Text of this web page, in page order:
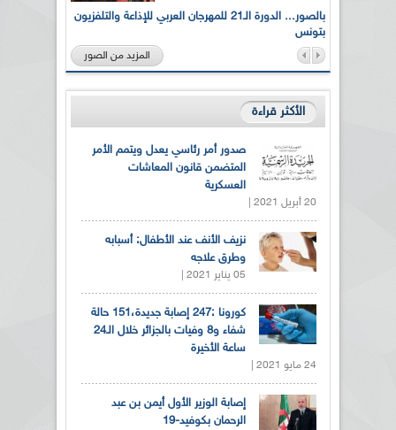
بالصور... الدورة الـ21 للمهرجان العربي للإذاعة والتلفزيون
بتونس
المزيد من الصور
الأكثر قراءة
صدور أمر رئاسي يعدل ويتمم الأمر
المتضمن قانون المعاشات
العسكرية
20 أبريل 2021 |
نزيف الأنف عند الأطفال: أسبابه
وطرق علاجه
05 يناير 2021 |
كورونا :247 إصابة جديدة،151 حالة
شفاء و8 وفيات بالجزائر خلال الـ24
ساعة الأخيرة
24 مايو 2021 |
إصابة الوزير الأول أيمن بن عبد
الرحمان بكوفيد-19